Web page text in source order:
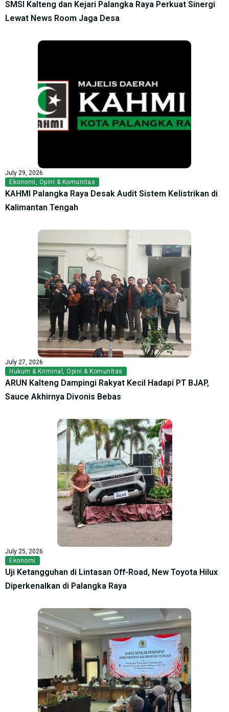
SMSI Kalteng dan Kejari Palangka Raya Perkuat Sinergi
Lewat News Room Jaga Desa
July 29, 2026
Ekonomi, Opini & Komunitas
KAHMI Palangka Raya Desak Audit Sistem Kelistrikan di
Kalimantan Tengah
July 27, 2026
Hukum & Kriminal , Opini & Komunitas
ARUN Kalteng Dampingi Rakyat Kecil Hadapi PT BJAP,
Sauce Akhirnya Divonis Bebas
July 25, 2026
Ekonomi
Uji Ketangguhan di Lintasan Off-Road, New Toyota Hilux
Diperkenalkan di Palangka Raya